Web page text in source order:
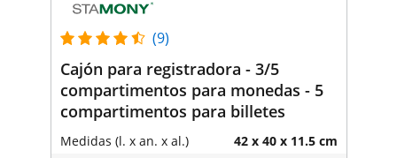
(9)
Cajón para registradora - 3/5
compartimentos para monedas - 5
compartimentos para billetes
Medidas (l. x an. x al.) 42 x 40 x 11.5 cm